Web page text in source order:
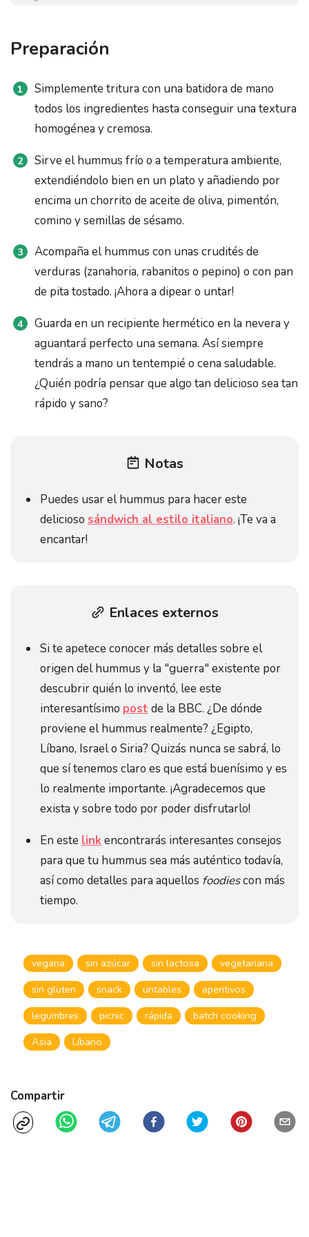
Preparación
Simplemente tritura con una batidora de mano
todos los ingredientes hasta conseguir una textura
homogénea y cremosa.
Sirve el hummus frío o a temperatura ambiente,
extendiéndolo bien en un plato y añadiendo por
encima un chorrito de aceite de oliva, pimentón,
comino y semillas de sésamo.
Acompaña el hummus con unas crudités de
verduras (zanahoria, rabanitos o pepino) o con pan
de pita tostado. ¡Ahora a dipear o untar!
Guarda en un recipiente hermético en la nevera y
aguantará perfecto una semana. Así siempre
tendrás a mano un tentempié o cena saludable.
¿Quién podría pensar que algo tan delicioso sea tan
rápido y sano?
Notas
Puedes usar el hummus para hacer este
delicioso sándwich al estilo italiano. ¡Te va a
encantar!
Enlaces externos
Si te apetece conocer más detalles sobre el
origen del hummus y la "guerra" existente por
descubrir quién lo inventó, lee este
interesantísimo post de la BBC. ¿De dónde
proviene el hummus realmente? ¿Egipto,
Líbano, Israel o Siria? Quizás nunca se sabrá, lo
que sí tenemos claro es que está buenísimo y es
lo realmente importante. ¡Agradecemos que
exista y sobre todo por poder disfrutarlo!
En este linkencontrarás interesantes consejos
para que tu hummus sea más auténtico todavía,
así como detalles para aquellos foodiescon más
tiempo.
vegana sin azúcar sin lactosa
vegetariana
sin gluten
snack untables
aperitivos
legumbres
picnic rápida
batch cooking
Asia
Líbano
Compartir